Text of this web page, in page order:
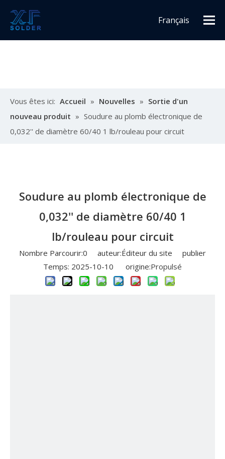
Français
Vous êtes ici: Accueil » Nouvelles » Sortie d'un
nouveau produit » Soudure au plomb électronique de
0,032'' de diamètre 60/40 1 lb/rouleau pour circuit
Soudure au plomb électronique de
0,032'' de diamètre 60/40 1
lb/rouleau pour circuit
Nombre Parcourir:0 auteur:Éditeur du site publier
Temps: 2025-10-10 origine:Propulsé